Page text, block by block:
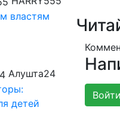
властям
Алушта24
детей